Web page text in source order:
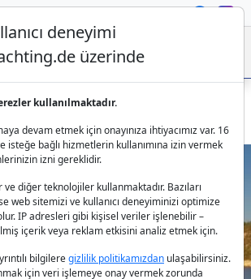
Arte 2 Gulet mürettebatla kiralama
Next
deneyimi
üzerinde
kullanılmaktadır.
devam etmek için onayınıza ihtiyacımız var. 16
isteğe bağlı hizmetlerin kullanımına izin vermek
izni gereklidir.
diğer teknolojiler kullanmaktadır. Bazıları
web sitemizi ve kullanıcı deneyiminizi optimize
IP adresleri gibi kişisel veriler işlenebilir –
içerik veya reklam etkisini analiz etmek için.
bilgileregizlilik politikamızdan ulaşabilirsiniz.
için veri işlemeye onay vermek zorunda